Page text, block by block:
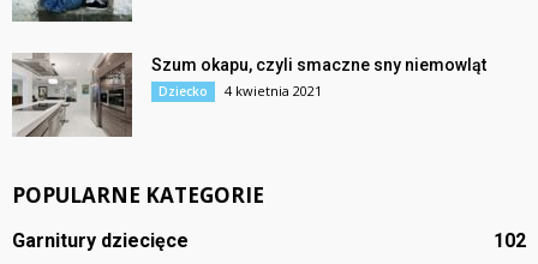
Szum okapu, czyli smaczne sny niemowląt
Dziecko 4 kwietnia 2021
POPULARNE KATEGORIE
Garnitury dziecięce
102